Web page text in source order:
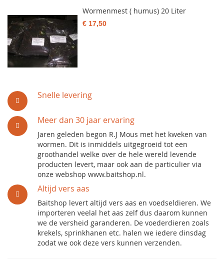
Snelle levering
Meer dan 30 jaar ervaring
Jaren geleden begon R.J Mous met het kweken van
wormen. Dit is inmiddels uitgegroeid tot een
groothandel welke over de hele wereld levende
producten levert, maar ook aan de particulier via
onze webshop www.baitshop.nl.
Altijd vers aas
Baitshop levert altijd vers aas en voedseldieren. We
importeren veelal het aas zelf dus daarom kunnen
we de versheid garanderen. De voederdieren zoals
krekels, sprinkhanen etc. halen we iedere dinsdag
zodat we ook deze vers kunnen verzenden.
Wormenmest ( humus) 20 Liter
€ 17,50